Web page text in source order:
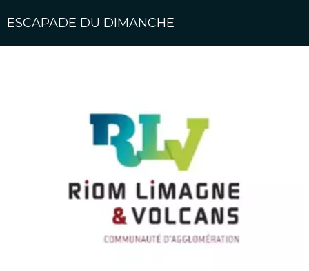
ESCAPADE DU DIMANCHE